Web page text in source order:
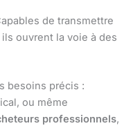
de transmettre
ouvrent la voie à des
besoins précis :
ou même
professionnels,